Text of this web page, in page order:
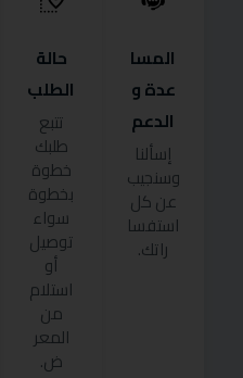
المسا
عدة و
الدعم
إسألنا
وسنجيب
عن كل
استفسا
راتك.
حالة
الطلب
تتبع
طلبك
خطوة
بخطوة
سواء
توصيل
أو
استلام
من
المعر
ض.